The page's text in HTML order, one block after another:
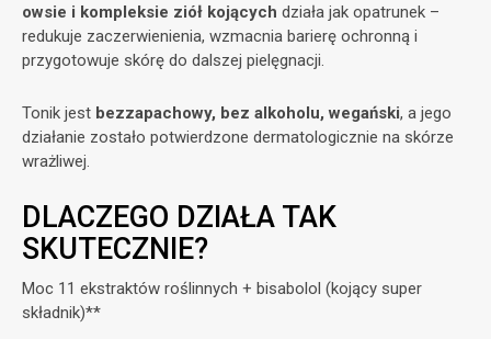
owsie i kompleksie ziół kojących działa jak opatrunek –
redukuje zaczerwienienia, wzmacnia barierę ochronną i
przygotowuje skórę do dalszej pielęgnacji.
Tonik jest bezzapachowy, bez alkoholu, wegański, a jego
działanie zostało potwierdzone dermatologicznie na skórze
wrażliwej.
DLACZEGO DZIAŁA TAK
SKUTECZNIE?
Moc 11 ekstraktów roślinnych + bisabolol (kojący super
składnik)**